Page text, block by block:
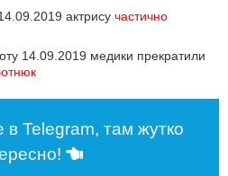
актрису частично
14.09.2019 медики прекратили
в Telegram, там жутко